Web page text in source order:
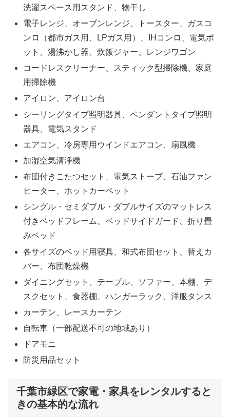
洗濯スペース用スタンド、物干し
電子レンジ、オーブンレンジ、トースター、ガスコ
ンロ（都市ガス用、LPガス用）、IHコンロ、電気ポ
ット、湯沸かし器、炊飯ジャー、レンジワゴン
コードレスクリーナー、スティック型掃除機、家庭
用掃除機
アイロン、アイロン台
シーリングタイプ照明器具、ペンダントタイプ照明
器具、電気スタンド
エアコン、冷房専用ウインドエアコン、扇風機
加湿空気清浄機
布団付きこたつセット、電気ストーブ、石油ファン
ヒーター、ホットカーペット
シングル・セミダブル・ダブルサイズのマットレス
付きベッドフレーム、ベッドサイドガード、折り畳
みベッド
各サイズのベッド用寝具、和式布団セット、替えカ
バー、布団乾燥機
ダイニングセット、テーブル、ソファー、本棚、デ
スクセット、食器棚、ハンガーラック、洋服タンス
カーテン、レースカーテン
自転車（一部配送不可の地域あり）
ドアモニ
防災用品セット
千葉市緑区で家電・家具をレンタルすると
きの基本的な流れ